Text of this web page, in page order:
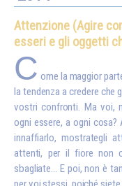
Attenzione (Agire
esseri e gli oggetti
C ome la maggior
la tendenza a credere
vostri confronti. Ma voi,
ogni essere, a ogni
innaffiarlo, mostrategli
attenti, per il fiore non
sbagliate… E poi, non è